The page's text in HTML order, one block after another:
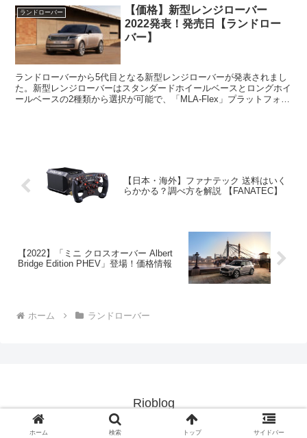
ランドローバー
【価格】新型レンジローバー
2022発表！発売日【ランドロー
バー】
ランドローバーから5代目となる新型レンジローバーが発表されまし
た。新型レンジローバーはスタンダードホイールベースとロングホイ
ールベースの2種類から選択が可能で、「MLA-Flex」プラットフォー
【日本・海外】ファナテック 送料はいく
らかかる？調べ方を解説 【FANATEC】
【2022】「ミニ クロスオーバー Albert
Bridge Edition PHEV」登場！価格情報
ホーム ランドローバー
Rioblog
© 2020 Rioblog.
ホーム 検索 トップ サイドバー